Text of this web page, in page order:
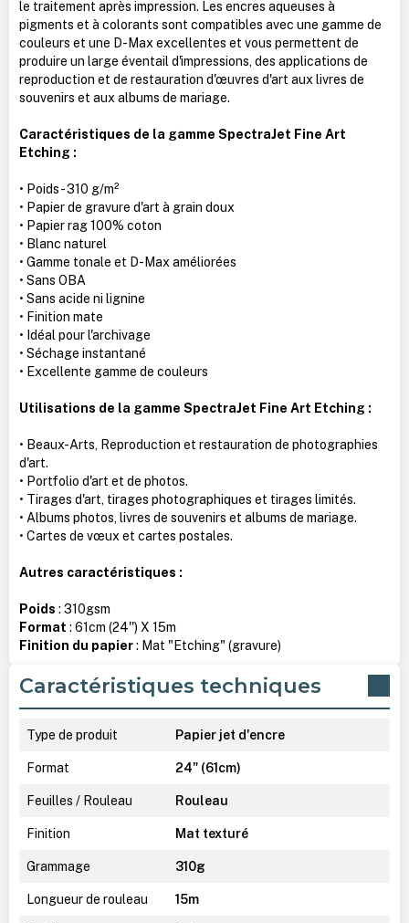
le traitement après impression. Les encres aqueuses à
pigments et à colorants sont compatibles avec une gamme de
couleurs et une D-Max excellentes et vous permettent de
produire un large éventail d'impressions, des applications de
reproduction et de restauration d'œuvres d'art aux livres de
souvenirs et aux albums de mariage.
Caractéristiques de la gamme SpectraJet Fine Art
Etching :
• Poids - 310 g/m²
• Papier de gravure d'art à grain doux
• Papier rag 100% coton
• Blanc naturel
• Gamme tonale et D-Max améliorées
• Sans OBA
• Sans acide ni lignine
• Finition mate
• Idéal pour l'archivage
• Séchage instantané
• Excellente gamme de couleurs
Utilisations de la gamme SpectraJet Fine Art Etching :
• Beaux-Arts, Reproduction et restauration de photographies
d'art.
• Portfolio d'art et de photos.
• Tirages d'art, tirages photographiques et tirages limités.
• Albums photos, livres de souvenirs et albums de mariage.
• Cartes de vœux et cartes postales.
Autres caractéristiques :
Poids : 310gsm
Format : 61cm (24'') X 15m
Finition du papier: Mat "Etching" (gravure)
Caractéristiques techniques
Type de produit Papier jet d'encre
Format 24" (61cm)
Feuilles / Rouleau Rouleau
Finition Mat texturé
Grammage 310g
Longueur de rouleau 15m